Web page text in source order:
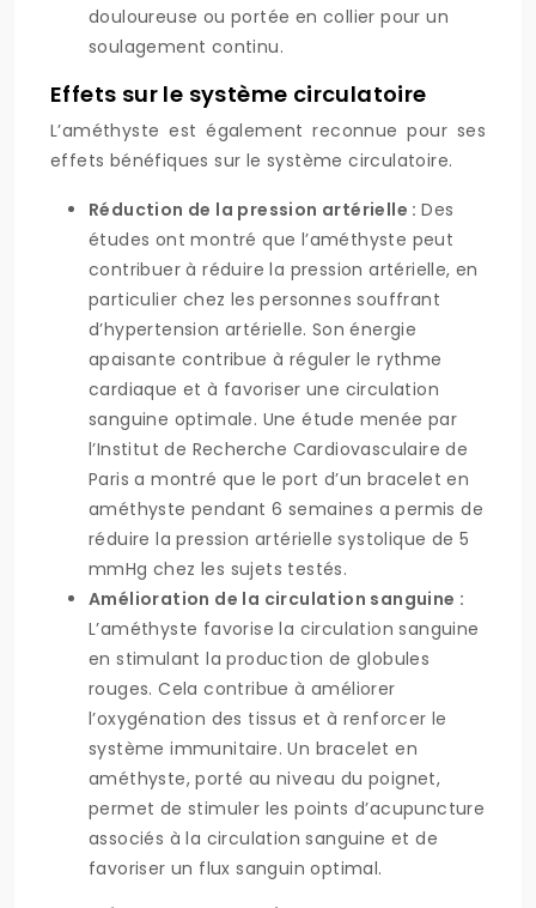
douloureuse ou portée en collier pour un
soulagement continu.
Effets sur le système circulatoire
L’améthyste est également reconnue pour ses
effets bénéfiques sur le système circulatoire.
Réduction de la pression artérielle :Des
études ont montré que l’améthyste peut
contribuer à réduire la pression artérielle, en
particulier chez les personnes souffrant
d’hypertension artérielle. Son énergie
apaisante contribue à réguler le rythme
cardiaque et à favoriser une circulation
sanguine optimale. Une étude menée par
l’Institut de Recherche Cardiovasculaire de
Paris a montré que le port d’un bracelet en
améthyste pendant 6 semaines a permis de
réduire la pression artérielle systolique de 5
mmHg chez les sujets testés.
Amélioration de la circulation sanguine :
L’améthyste favorise la circulation sanguine
en stimulant la production de globules
rouges. Cela contribue à améliorer
l’oxygénation des tissus et à renforcer le
système immunitaire. Un bracelet en
améthyste, porté au niveau du poignet,
permet de stimuler les points d’acupuncture
associés à la circulation sanguine et de
favoriser un flux sanguin optimal.